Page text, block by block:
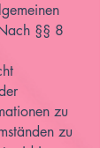
§§ 8
zu
zu